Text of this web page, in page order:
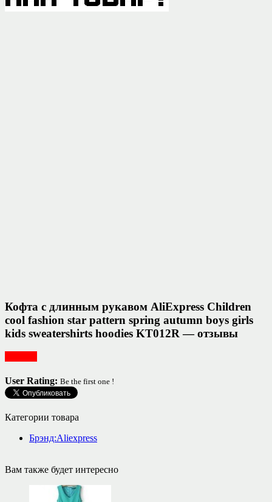
Кофта с длинным рукавом AliExpress Children
cool fashion star pattern spring autumn boys girls
kids sweatershirts hoodies KT012R — отзывы
User Rating: Be the first one !
Категории товара
Брэнд:Aliexpress
Вам также будет интересно